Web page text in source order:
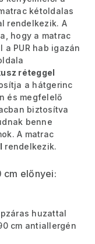
kétoldalas
rendelkezik. A
hogy a matrac
PUR hab igazán
réteggel
a hátgerinc
és megfelelő
biztosítva
benne
A matrac
rendelkezik.
cm előnyei:
huzattal
cm antiallergén